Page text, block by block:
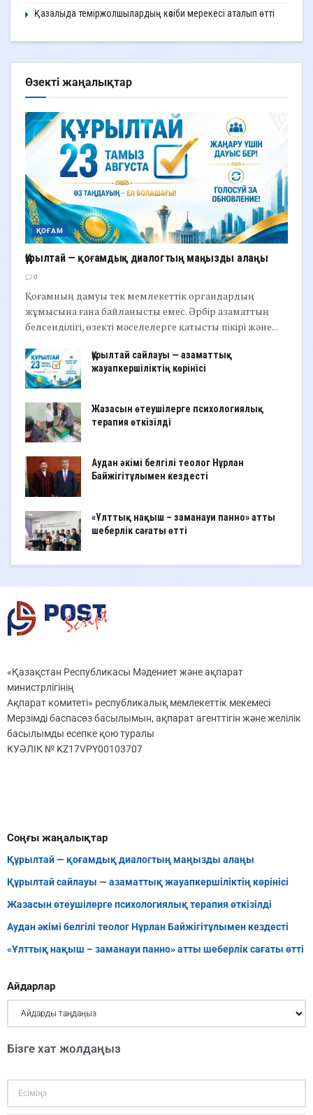
Қазалыда теміржолшылардың кәсіби мерекесі аталып өтті
Өзекті жаңалықтар
ҚОҒАМ
Құрылтай — қоғамдық диалогтың маңызды алаңы
0
Қоғамның дамуы тек мемлекеттік органдардың
жұмысына ғана байланысты емес. Әрбір азаматтың
белсенділігі, өзекті мәселелерге қатысты пікірі және...
Құрылтай сайлауы — азаматтық
жауапкершіліктің көрінісі
Жазасын өтеушілерге психологиялық
терапия өткізілді
Аудан әкімі белгілі теолог Нұрлан
Байжігітұлымен кездесті
«Ұлттық нақыш – заманауи панно» атты
шеберлік сағаты өтті
«Қазақстан Республикасы Мәдениет және ақпарат
министрлігінің
Ақпарат комитеті» республикалық мемлекеттік мекемесі
Мерзімді баспасөз басылымын, ақпарат агенттігін және желілік
басылымды есепке қою туралы
КУӘЛІК № KZ17VPY00103707
Соңғы жаңалықтар
Құрылтай — қоғамдық диалогтың маңызды алаңы
Құрылтай сайлауы — азаматтық жауапкершіліктің көрінісі
Жазасын өтеушілерге психологиялық терапия өткізілді
Аудан әкімі белгілі теолог Нұрлан Байжігітұлымен кездесті
«Ұлттық нақыш – заманауи панно» атты шеберлік сағаты өтті
Айдарлар
Бізге хат жолдаңыз